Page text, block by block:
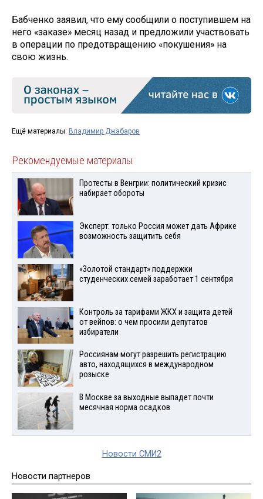
Бабченко заявил, что ему сообщили о поступившем на
него «заказе» месяц назад и предложили участвовать
в операции по предотвращению «покушения» на
свою жизнь.
Ещё материалы: Владимир Джабаров
Рекомендуемые материалы
Протесты в Венгрии: политический кризис
набирает обороты
Эксперт: только Россия может дать Африке
возможность защитить себя
«Золотой стандарт» поддержки
студенческих семей заработает 1 сентября
Контроль за тарифами ЖКХ и защита детей
от вейпов: о чем просили депутатов
избиратели
Россиянам могут разрешить регистрацию
авто, находящихся в международном
розыске
В Москве за выходные выпадет почти
месячная норма осадков
Новости СМИ2
Новости партнеров